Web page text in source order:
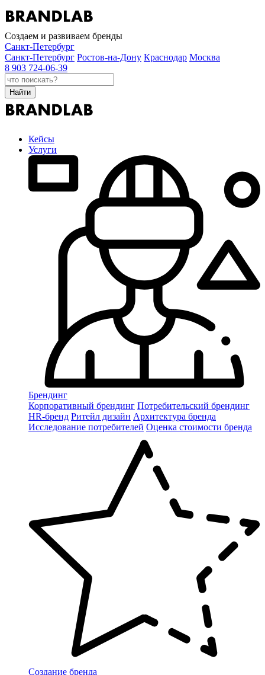
Создаем и развиваем бренды
Санкт-Петербург
Санкт-Петербург Ростов-на-Дону Краснодар Москва
8 903 724-06-39
Найти
Кейсы
Услуги
Брендинг
Корпоративный брендинг Потребительский брендинг
НR-бренд Ритейл дизайн Архитектура бренда
Исследование потребителей Оценка стоимости бренда
Создание бренда